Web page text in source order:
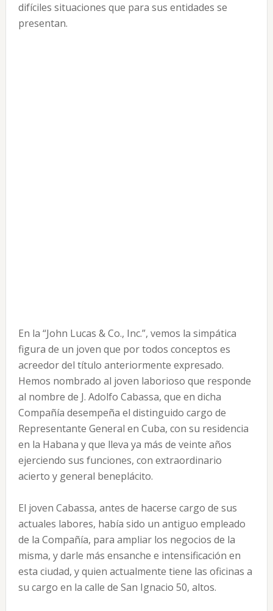
difíciles situaciones que para sus entidades se
presentan.
En la “John Lucas & Co., Inc.”, vemos la simpática
figura de un joven que por todos conceptos es
acreedor del título anteriormente expresado.
Hemos nombrado al joven laborioso que responde
al nombre de J. Adolfo Cabassa, que en dicha
Compañía desempeña el distinguido cargo de
Representante General en Cuba, con su residencia
en la Habana y que lleva ya más de veinte años
ejerciendo sus funciones, con extraordinario
acierto y general beneplácito.
El joven Cabassa, antes de hacerse cargo de sus
actuales labores, había sido un antiguo empleado
de la Compañía, para ampliar los negocios de la
misma, y darle más ensanche e intensificación en
esta ciudad, y quien actualmente tiene las oficinas a
su cargo en la calle de San Ignacio 50, altos.